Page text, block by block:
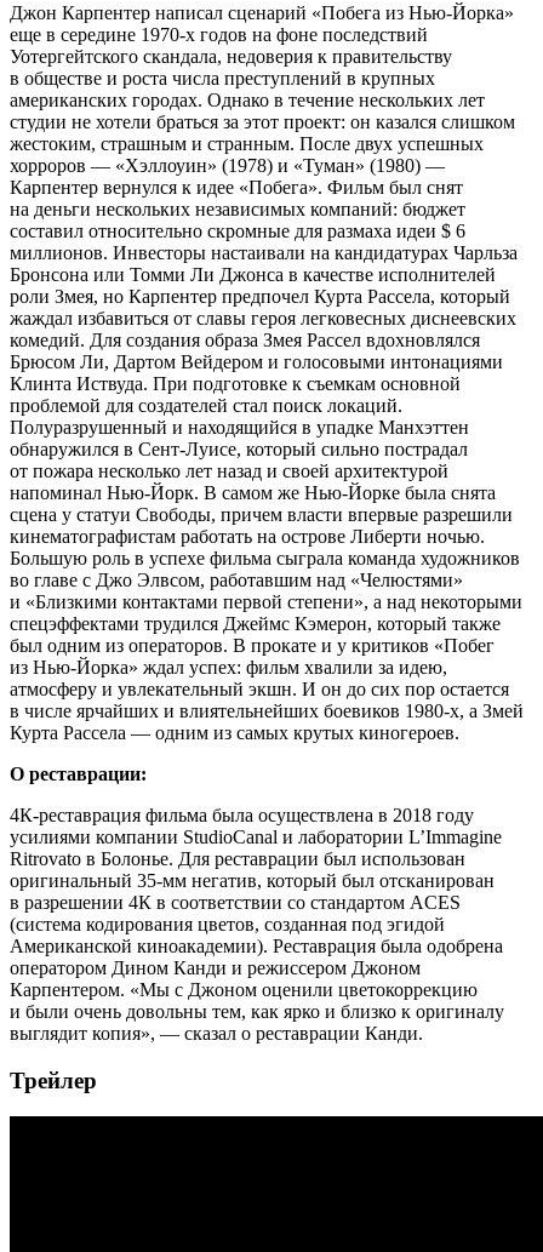
Джон Карпентер написал сценарий «Побега из Нью-Йорка»
еще в середине 1970-х годов на фоне последствий
Уотергейтского скандала, недоверия к правительству
в обществе и роста числа преступлений в крупных
американских городах. Однако в течение нескольких лет
студии не хотели браться за этот проект: он казался слишком
жестоким, страшным и странным. После двух успешных
хорроров — «Хэллоуин» (1978) и «Туман» (1980) —
Карпентер вернулся к идее «Побега». Фильм был снят
на деньги нескольких независимых компаний: бюджет
составил относительно скромные для размаха идеи $ 6
миллионов. Инвесторы настаивали на кандидатурах Чарльза
Бронсона или Томми Ли Джонса в качестве исполнителей
роли Змея, но Карпентер предпочел Курта Рассела, который
жаждал избавиться от славы героя легковесных диснеевских
комедий. Для создания образа Змея Рассел вдохновлялся
Брюсом Ли, Дартом Вейдером и голосовыми интонациями
Клинта Иствуда. При подготовке к съемкам основной
проблемой для создателей стал поиск локаций.
Полуразрушенный и находящийся в упадке Манхэттен
обнаружился в Сент-Луисе, который сильно пострадал
от пожара несколько лет назад и своей архитектурой
напоминал Нью-Йорк. В самом же Нью-Йорке была снята
сцена у статуи Свободы, причем власти впервые разрешили
кинематографистам работать на острове Либерти ночью.
Большую роль в успехе фильма сыграла команда художников
во главе с Джо Элвсом, работавшим над «Челюстями»
и «Близкими контактами первой степени», а над некоторыми
спецэффектами трудился Джеймс Кэмерон, который также
был одним из операторов. В прокате и у критиков «Побег
из Нью-Йорка» ждал успех: фильм хвалили за идею,
атмосферу и увлекательный экшн. И он до сих пор остается
в числе ярчайших и влиятельнейших боевиков 1980-х, а Змей
Курта Рассела — одним из самых крутых киногероев.
О реставрации:
4К-реставрация фильма была осуществлена в 2018 году
усилиями компании StudioCanal и лаборатории L’Immagine
Ritrovato в Болонье. Для реставрации был использован
оригинальный 35-мм негатив, который был отсканирован
в разрешении 4К в соответствии со стандартом ACES
(система кодирования цветов, созданная под эгидой
Американской киноакадемии). Реставрация была одобрена
оператором Дином Канди и режиссером Джоном
Карпентером. «Мы с Джоном оценили цветокоррекцию
и были очень довольны тем, как ярко и близко к оригиналу
выглядит копия», — сказал о реставрации Канди.
Трейлер